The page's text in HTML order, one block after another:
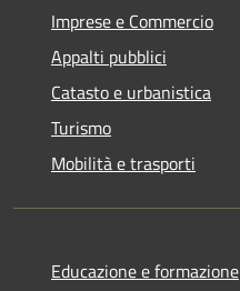
Imprese e Commercio
Appalti pubblici
Catasto e urbanistica
Turismo
Mobilità e trasporti
Educazione e formazione